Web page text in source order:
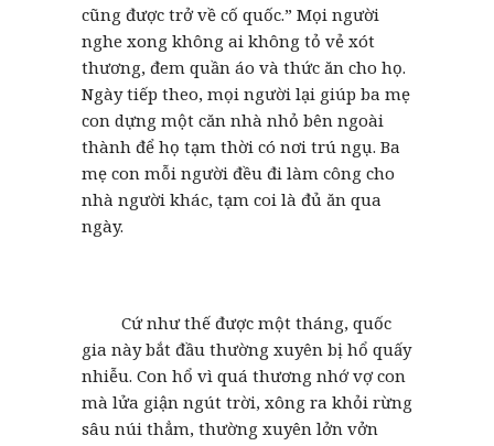
cũng được trở về cố quốc.” Mọi người
nghe xong không ai không tỏ vẻ xót
thương, đem quần áo và thức ăn cho họ.
Ngày tiếp theo, mọi người lại giúp ba mẹ
con dựng một căn nhà nhỏ bên ngoài
thành để họ tạm thời có nơi trú ngụ. Ba
mẹ con mỗi người đều đi làm công cho
nhà người khác, tạm coi là đủ ăn qua
ngày.
Cứ như thế được một tháng, quốc
gia này bắt đầu thường xuyên bị hổ quấy
nhiễu. Con hổ vì quá thương nhớ vợ con
mà lửa giận ngút trời, xông ra khỏi rừng
sâu núi thẳm, thường xuyên lởn vởn